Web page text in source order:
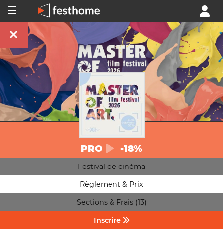
PRO -18%
Festival de cinéma
Règlement & Prix
Sections & Frais (13)
Inscrire